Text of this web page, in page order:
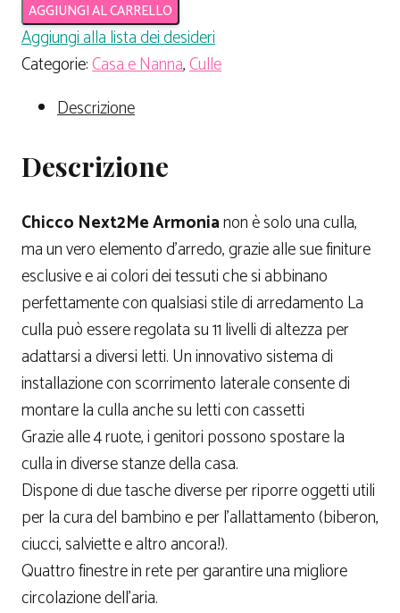
AGGIUNGI AL CARRELLO
Aggiungi alla lista dei desideri
Categorie:Casa e Nanna,Culle
Descrizione
Descrizione
Chicco Next2MeArmonianon è solo una culla,
ma un vero elemento d’arredo, grazie alle sue finiture
esclusive e ai colori dei tessuti che si abbinano
perfettamente con qualsiasi stile di arredamento La
culla può essere regolata su 11 livelli di altezza per
adattarsi a diversi letti. Un innovativo sistema di
installazione con scorrimento laterale consente di
montare la culla anche su letti con cassetti
Grazie alle 4 ruote, i genitori possono spostare la
culla in diverse stanze della casa.
Dispone di due tasche diverse per riporre oggetti utili
per la cura del bambino e per l’allattamento (biberon,
ciucci, salviette e altro ancora!).
Quattro finestre in rete per garantire una migliore
circolazione dell’aria.